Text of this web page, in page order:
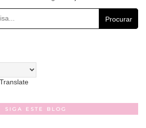
Procurar
Translate
SIGA ESTE BLOG